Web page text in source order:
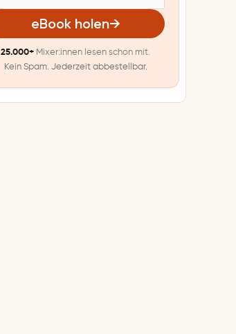
eBook holen→
25.000+ Mixer:innen lesen schon mit.
Kein Spam. Jederzeit abbestellbar.